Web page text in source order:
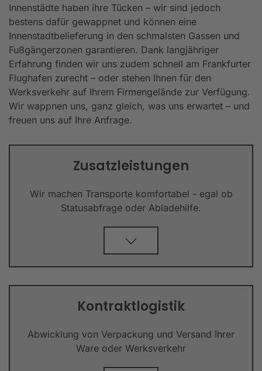
Innenstädte haben ihre Tücken – wir sind jedoch
bestens dafür gewappnet und können eine
Innenstadtbelieferung in den schmalsten Gassen und
Fußgängerzonen garantieren. Dank langjähriger
Erfahrung finden wir uns zudem schnell am Frankfurter
Flughafen zurecht – oder stehen Ihnen für den
Werksverkehr auf Ihrem Firmengelände zur Verfügung.
Wir wappnen uns, ganz gleich, was uns erwartet – und
freuen uns auf Ihre Anfrage.
Zusatzleistungen
Wir machen Transporte komfortabel - egal ob
Statusabfrage oder Abladehilfe.
Kontraktlogistik
Abwicklung von Verpackung und Versand Ihrer
Ware oder Werksverkehr